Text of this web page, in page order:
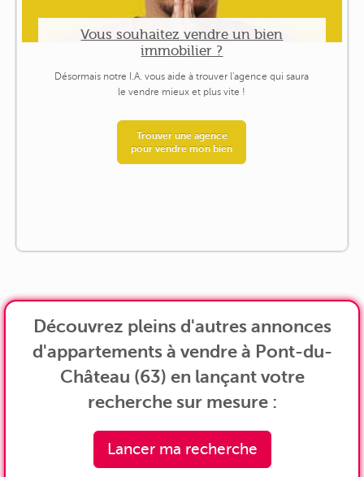
Vous souhaitez vendre un bien
immobilier ?
Désormais notre I.A. vous aide à trouver l'agence qui saura
le vendre mieux et plus vite !
Trouver une agence
pour vendre mon bien
Découvrez pleins d'autres annonces
d'appartements à vendre à Pont-du-
Château (63) en lançant votre
recherche sur mesure :
Lancer ma recherche